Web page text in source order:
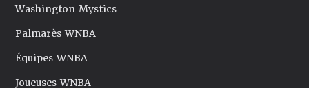
Washington Mystics
Palmarès WNBA
Équipes WNBA
Joueuses WNBA